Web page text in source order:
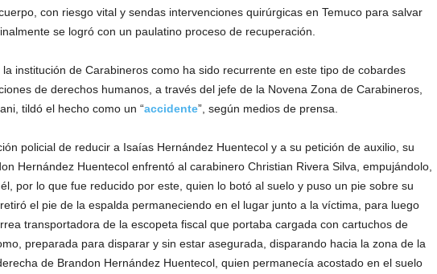
con riesgo vital y sendas intervenciones quirúrgicas en Temuco para salvar
se logró con un paulatino proceso de recuperación.
institución de Carabineros como ha sido recurrente en este tipo de cobardes
de derechos humanos, a través del jefe de la Novena Zona de Carabineros,
tildó el hecho como un “accidente”, según medios de prensa.
policial de reducir a Isaías Hernández Huentecol y a su petición de auxilio, su
Hernández Huentecol enfrentó al carabinero Christian Rivera Silva, empujándolo,
por lo que fue reducido por este, quien lo botó al suelo y puso un pie sobre su
el pie de la espalda permaneciendo en el lugar junto a la víctima, para luego
transportadora de la escopeta fiscal que portaba cargada con cartuchos de
preparada para disparar y sin estar asegurada, disparando hacia la zona de la
de Brandon Hernández Huentecol, quien permanecía acostado en el suelo